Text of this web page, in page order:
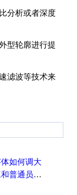
分析或者深度
型轮廓进行提
滤波等技术来
如何调大
，精辟到位！